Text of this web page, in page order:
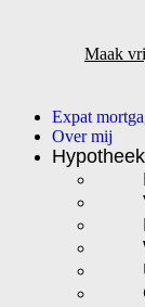
Maak
Expat
Over mij